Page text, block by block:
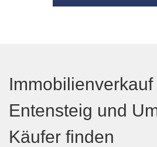
Immobilienverkauf
Entensteig und
Käufer finden